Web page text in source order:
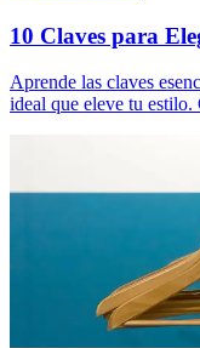
10 Claves para
Aprende las claves
ideal que eleve tu estilo.